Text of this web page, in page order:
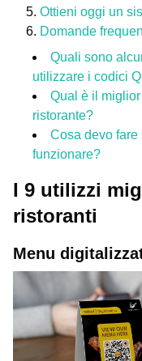
Ottieni oggi un
Domande
Quali sono
utilizzare i codici
Qual è il
ristorante?
Cosa devo fare
funzionare?
I 9 utilizzi
ristoranti
Menu